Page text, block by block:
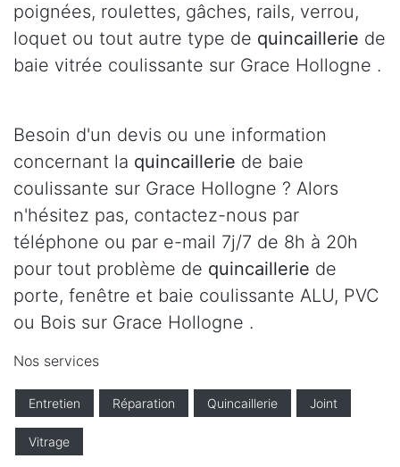
poignées, roulettes, gâches, rails, verrou,
loquet ou tout autre type de quincaillerie de
baie vitrée coulissante sur Grace Hollogne .
Besoin d'un devis ou une information
concernant la quincaillerie de baie
coulissante sur Grace Hollogne ? Alors
n'hésitez pas, contactez-nous par
téléphone ou par e-mail 7j/7 de 8h à 20h
pour tout problème de quincaillerie de
porte, fenêtre et baie coulissante ALU, PVC
ou Bois sur Grace Hollogne .
Nos services
Entretien Réparation Quincaillerie Joint
Vitrage